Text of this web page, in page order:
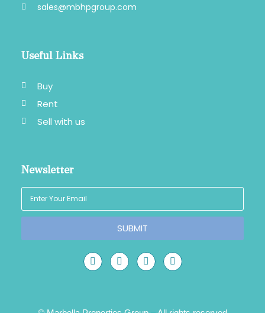
sales@mbhpgroup.com
Useful Links
Buy
Rent
Sell with us
Newsletter
SUBMIT